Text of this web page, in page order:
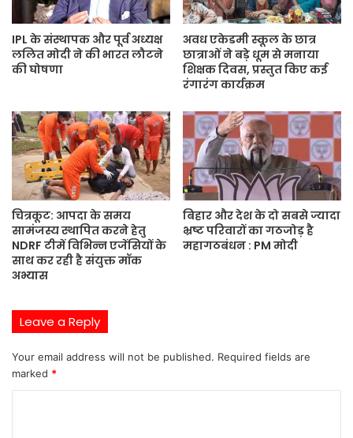
IPL के संस्थापक और पूर्व अध्यक्ष
ललित मोदी ने की भारत लौटने
की घोषणा
अवध एकेडमी स्कूल के छात्र
छात्राओं ने बड़े धूम से मनाया
शिक्षक दिवस, प्रस्तुत किए कई
रंगारंग कार्यक्रम
चित्रकूट: आपदा के समय
सामंजस्य स्थापित करने हेतु
NDRF टीमें विभिन्न एजेंसियों के
साथ कर रही है संयुक्त मॉक
अभ्यास
बिहार और देश के दो सबसे ज्यादा
भ्रष्ट परिवारों का गठजोड़ है
महागठबंधन : PM मोदी
Leave a Reply
Your email address will not be published. Required fields are
marked *